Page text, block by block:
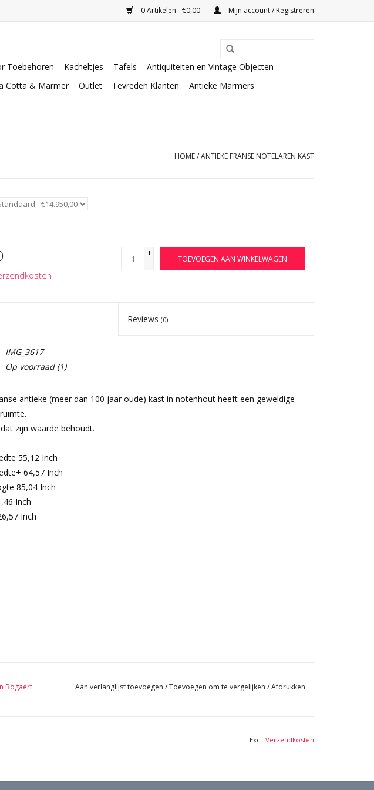
0 Artikelen - €0,00 Mijn account / Registreren
Toebehoren Kacheltjes Tafels
Antiquiteiten en Vintage Objecten
Cotta & Marmer Outlet Tevreden Klanten
Antieke Marmers
HOME/ANTIEKE FRANSE NOTELAREN KAST
+
-
TOEVOEGEN AAN WINKELWAGEN
Reviews(0)
IMG_3617
Op voorraad(1)
antieke (meer dan 100 jaar oude) kast in notenhout heeft een geweldige
zijn waarde behoudt.
55,12 Inch
64,57 Inch
85,04 Inch
Inch
Inch
Bogaert Aan verlanglijst toevoegen /Toevoegen om te vergelijken /Afdrukken
Excl. Verzendkosten